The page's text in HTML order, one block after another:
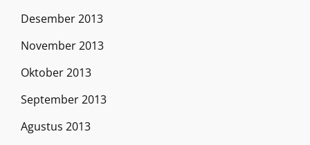
Desember 2013
November 2013
Oktober 2013
September 2013
Agustus 2013